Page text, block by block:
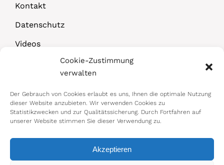
Cookie-Zustimmung
verwalten
Der Gebrauch von Cookies erlaubt es uns, Ihnen die optimale Nutzung
dieser Website anzubieten. Wir verwenden Cookies zu
Statistikzwecken und zur Qualitätssicherung. Durch Fortfahren auf
unserer Website stimmen Sie dieser Verwendung zu.
Akzeptieren
Kontakt
Datenschutz
Videos